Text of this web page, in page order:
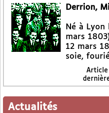
Derrion,
Né à
mars
12 mars
soie,
Actualités